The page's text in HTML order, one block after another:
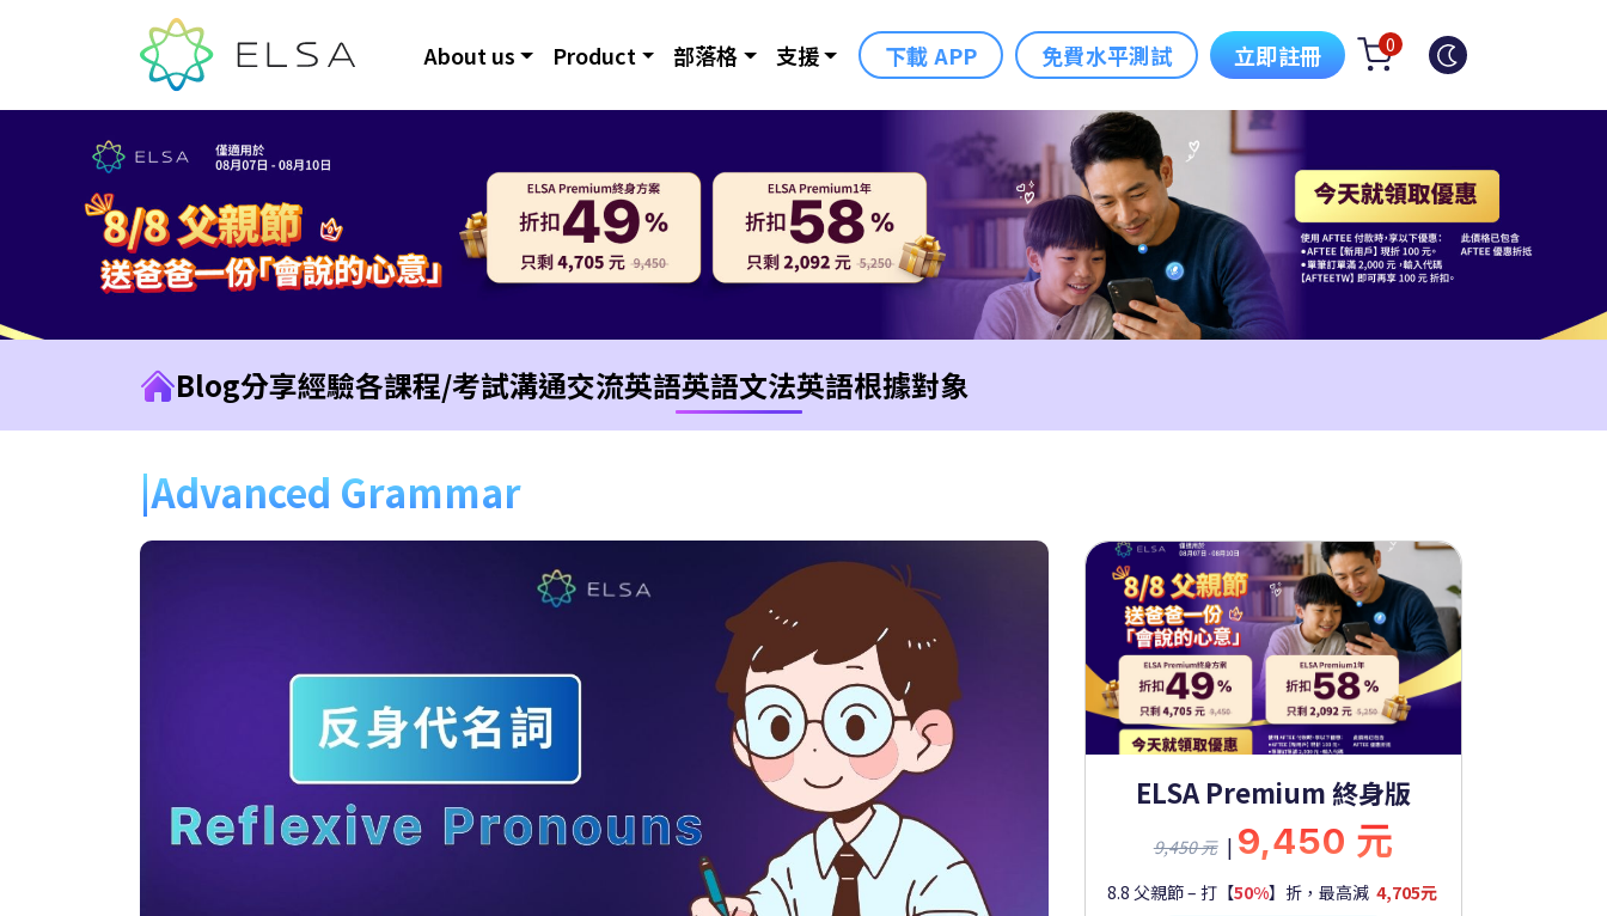
About us Product 部落格 支援 下載 APP 免費水平測試 立即註冊 0
Blog分享經驗各課程/考試溝通交流英語英語文法英語根據對象
Advanced Grammar
ELSA Premium 終身版
9,450 元 | 9,450 元
8.8 父親節 – 打【50%】折，最高減 4,705元